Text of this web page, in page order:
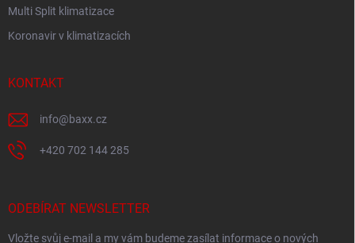
Multi Split klimatizace
Koronavir v klimatizacích
KONTAKT
info@baxx.cz
+420 702 144 285
ODEBÍRAT NEWSLETTER
Vložte svůj e-mail a my vám budeme zasílat informace o nových